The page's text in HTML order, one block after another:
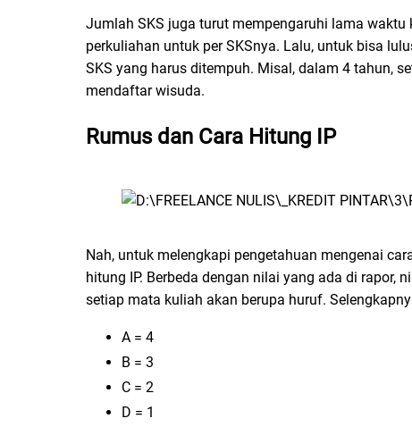
Jumlah SKS juga turut mempengaruhi lama
perkuliahan untuk per SKSnya. Lalu, untuk bisa
SKS yang harus ditempuh. Misal, dalam 4 tahun,
mendaftar wisuda.
Rumus dan Cara Hitung IP
Nah, untuk melengkapi pengetahuan mengenai
hitung IP. Berbeda dengan nilai yang ada di
setiap mata kuliah akan berupa huruf.
A = 4
B = 3
C = 2
D = 1